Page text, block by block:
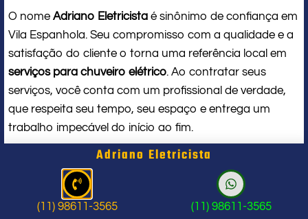
O nome Adriano Eletricista é sinônimo de confiança em
Vila Espanhola. Seu compromisso com a qualidade e a
satisfação do cliente o torna uma referência local em
serviços para chuveiro elétrico. Ao contratar seus
serviços, você conta com um profissional de verdade,
que respeita seu tempo, seu espaço e entrega um
trabalho impecável do início ao fim.
Problema com chuveiro: sinais que
indicam a hora de chamar um
profissional
Adriano Eletricista
(11) 98611-3565 (11) 98611-3565